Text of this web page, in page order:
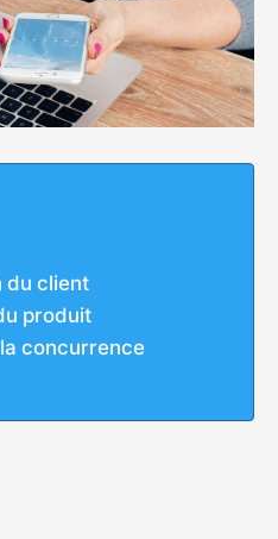
du client
produit
concurrence